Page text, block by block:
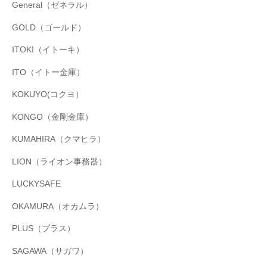
General（ゼネラル）
GOLD（ゴールド）
ITOKI（イトーキ）
ITO（イトー金庫）
KOKUYO(コクヨ）
KONGO（金剛金庫）
KUMAHIRA（クマヒラ）
LION（ライオン事務器）
LUCKYSAFE
OKAMURA（オカムラ）
PLUS（プラス）
SAGAWA（サガワ）